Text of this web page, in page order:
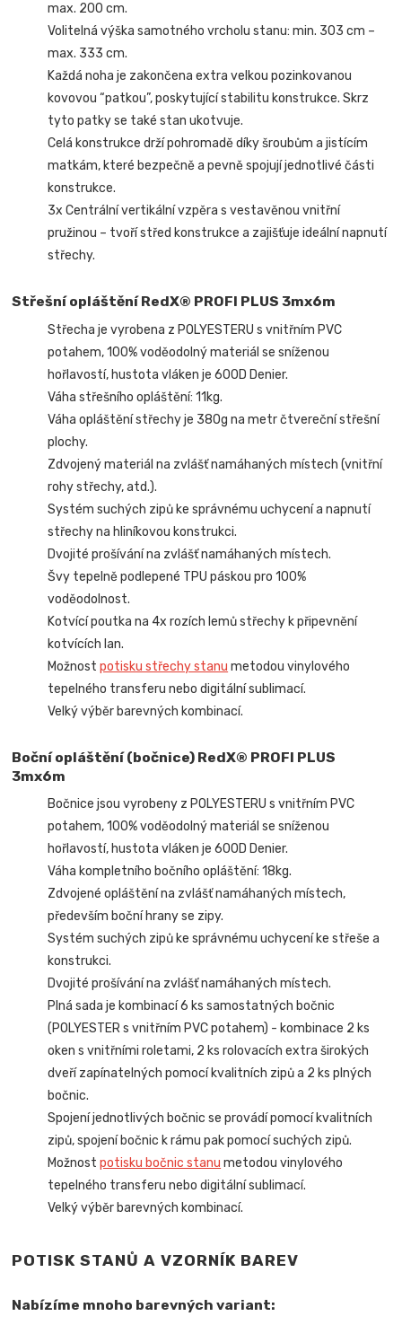
max. 200 cm.
Volitelná výška samotného vrcholu stanu: min. 303 cm –
max. 333 cm.
Každá noha je zakončena extra velkou pozinkovanou
kovovou “patkou”, poskytující stabilitu konstrukce. Skrz
tyto patky se také stan ukotvuje.
Celá konstrukce drží pohromadě díky šroubům a jistícím
matkám, které bezpečně a pevně spojují jednotlivé části
konstrukce.
3x Centrální vertikální vzpěra s vestavěnou vnitřní
pružinou – tvoří střed konstrukce a zajišťuje ideální napnutí
střechy.
Střešní opláštění RedX® PROFI PLUS 3mx6m
Střecha je vyrobena z POLYESTERU s vnitřním PVC
potahem, 100% voděodolný materiál se sníženou
hořlavostí, hustota vláken je 600D Denier.
Váha střešního opláštění: 11kg.
Váha opláštění střechy je 380g na metr čtvereční střešní
plochy.
Zdvojený materiál na zvlášť namáhaných místech (vnitřní
rohy střechy, atd.).
Systém suchých zipů ke správnému uchycení a napnutí
střechy na hliníkovou konstrukci.
Dvojité prošívání na zvlášť namáhaných místech.
Švy tepelně podlepené TPU páskou pro 100%
voděodolnost.
Kotvící poutka na 4x rozích lemů střechy k připevnění
kotvících lan.
Možnostpotisku střechy stanu metodou vinylového
tepelného transferu nebo digitální sublimací.
Velký výběr barevných kombinací.
Boční opláštění (bočnice) RedX® PROFI PLUS
3mx6m
Bočnice jsou vyrobeny z POLYESTERU s vnitřním PVC
potahem, 100% voděodolný materiál se sníženou
hořlavostí, hustota vláken je 600D Denier.
Váha kompletního bočního opláštění: 18kg.
Zdvojené opláštění na zvlášť namáhaných místech,
především boční hrany se zipy.
Systém suchých zipů ke správnému uchycení ke střeše a
konstrukci.
Dvojité prošívání na zvlášť namáhaných místech.
Plná sada je kombinací 6 ks samostatných bočnic
(POLYESTER s vnitřním PVC potahem) - kombinace 2 ks
oken s vnitřními roletami, 2 ks rolovacích extra širokých
dveří zapínatelných pomocí kvalitních zipů a 2 ks plných
bočnic.
Spojení jednotlivých bočnic se provádí pomocí kvalitních
zipů, spojení bočnic k rámu pak pomocí suchých zipů.
Možnostpotisku bočnic stanu metodou vinylového
tepelného transferu nebo digitální sublimací.
Velký výběr barevných kombinací.
POTISK STANŮ A VZORNÍK BAREV
Nabízíme mnoho barevných variant: